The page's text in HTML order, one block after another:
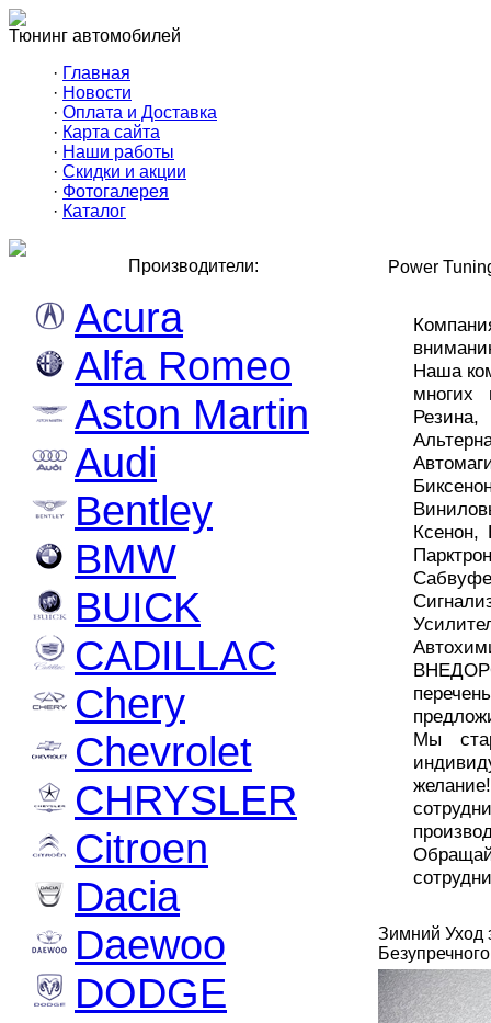
Тюнинг автомобилей
· Главная
· Новости
· Оплата и Доставка
· Карта сайта
· Наши работы
· Скидки и акции
· Фотогалерея
· Каталог
Производители:
Acura
Alfa Romeo
Aston Martin
Audi
Bentley
BMW
BUICK
CADILLAC
Chery
Chevrolet
CHRYSLER
Citroen
Dacia
Daewoo
DODGE
Power
Наша
многих
Ксенон,
Мы
Зимний